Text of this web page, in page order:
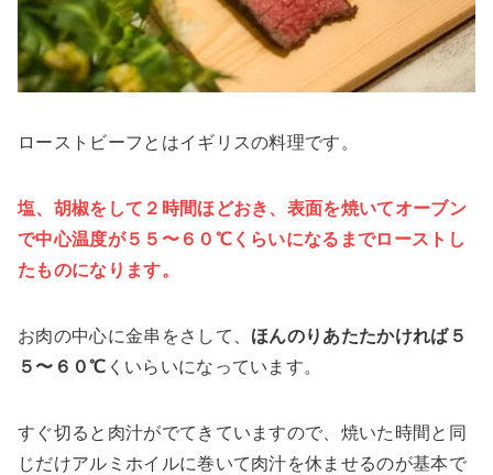
ローストビーフとはイギリスの料理です。
塩、胡椒をして２時間ほどおき、表面を焼いてオーブン
で中心温度が５５〜６０℃くらいになるまでローストし
たものになります。
お肉の中心に金串をさして、 ほんのりあたたかければ５
５〜６０℃ くいらいになっています。
すぐ切ると肉汁がでてきていますので、焼いた時間と同
じだけアルミホイルに巻いて肉汁を休ませるのが基本で